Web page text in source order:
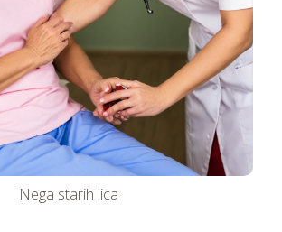
Nega starih lica